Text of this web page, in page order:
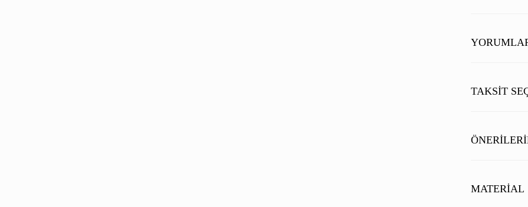
TAKSIT
noktaları öneri
MATERIAL